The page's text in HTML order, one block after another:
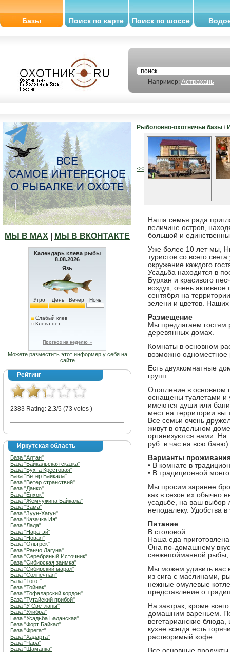
Базы Поиск по карте Поиск по шоссе
Например: Астрахань
МЫ В МАХ МЫ В ВКОНТАКТЕ
Календарь клева рыбы
8.08.2026
Язь
Утро День Вечер Ночь
Слабый клев
Клева нет
Прогноз на неделю »
Можете разместить этот информер у себя на
сайте
Рейтинг
2383 Rating: 2.3/5 (73 votes )
Иркутская область
База "Алтан"
База "Байкальская сказка"
База "Бухта Крестовая"
База "Ветер Байкала"
База "Ветер странствий"
База "Данко"
База "Енхок"
База "Жемчужина Байкала"
База "Зама"
База "Зуун-Хагун"
База "Казачка Ия"
База "Лада"
База "Наратэй"
База "Новая"
База "Ольтрек"
База "Ранчо Лагуна"
База "Серебряный Источник"
База "Сибирская заимка"
База "Сибирский марал"
База "Солнечная"
База "Тогот"
База "Тойнак"
База "Тофаларский кордон"
База "Тутайский прибой"
База "У Светланы"
База "Улибра"
База "Усадьба Баданская"
База "Форт Байкал"
База "Фрегат"
База "Хадарта"
База "Чара"
База "Шаманка"
Рыболовно-охотничьи базы /
<<
Наша семья рада
величине остров,
большой и
Уже более 10 лет мы,
туристов со всего
окружение каждого
Усадьба находится в
Бурхан и красивого
воздух, очень
сентября на
зелени и цветов.
Размещение
Мы предлагаем гостям
деревянных домах.
Комнаты в основном
возможно
Есть двухкомнатные
групп.
Отопление в основном
оснащены туалетами и
имеются души или
мест на территории вы
Все семьи очень
живут в отдельном
организуются нами. На
руб. в час на всю баню).
Варианты
• В комнате в
• В традиционной
Мы просим заранее
как в сезон их обычно
усадьбе, на ваш выбор
неподалеку. Удобства
Питание
В столовой
Наша еда
Она по-домашнему
свежепойманной
Мы можем удивить вас
из сига с маслинами,
нежные омулевые
представление о
На завтрак, кроме
домашним вареньем.
вегетарианские
кухне всегда есть
растворимый кофе.